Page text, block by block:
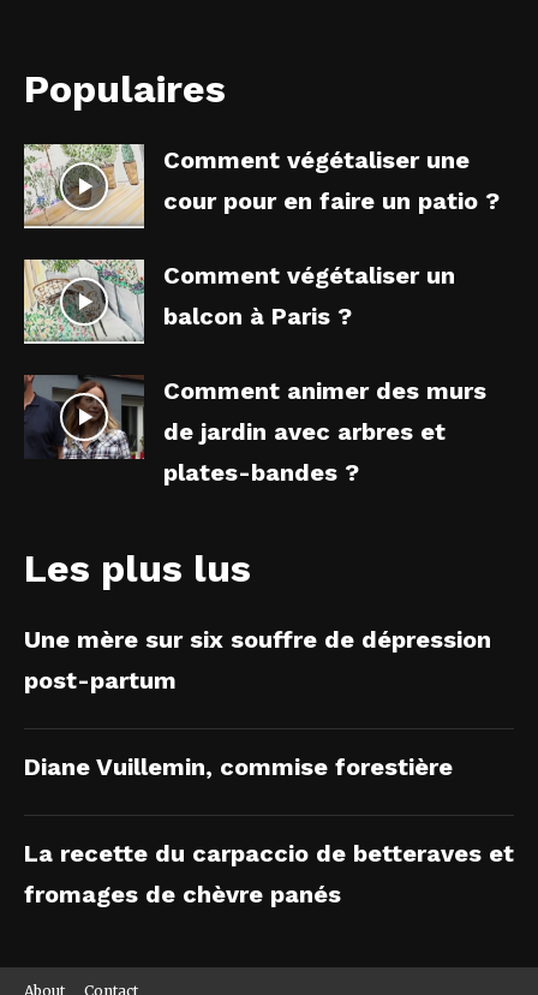
Populaires
Comment végétaliser une
cour pour en faire un patio ?
Comment végétaliser un
balcon à Paris ?
Comment animer des murs
de jardin avec arbres et
plates-bandes ?
Les plus lus
Une mère sur six souffre de dépression
post-partum
Diane Vuillemin, commise forestière
La recette du carpaccio de betteraves et
fromages de chèvre panés
About Contact